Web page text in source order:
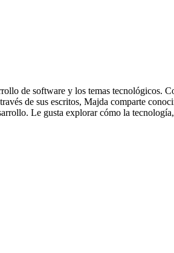
de software y los temas tecnológicos.
de sus escritos, Majda comparte
Le gusta explorar cómo la